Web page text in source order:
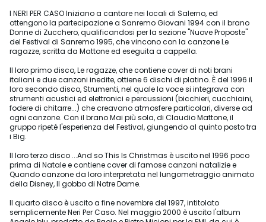
I NERI PER CASO Iniziano a cantare nei locali di Salerno, ed
ottengono la partecipazione a Sanremo Giovani 1994 con il brano
Donne di Zucchero, qualificandosi per la sezione "Nuove Proposte"
del Festival di Sanremo 1995, che vincono con la canzone Le
ragazze, scritta da Mattone ed eseguita a cappella.
Il loro primo disco, Le ragazze, che contiene cover di noti brani
italiani e due canzoni inedite, ottiene 6 dischi di platino. È del 1996 il
loro secondo disco, Strumenti, nel quale la voce si integrava con
strumenti acustici ed elettronici e percussioni (bicchieri, cucchiaini,
fodere di chitarre...) che creavano atmosfere particolari, diverse ad
ogni canzone. Con il brano Mai più sola, di Claudio Mattone, il
gruppo ripeté l'esperienza del Festival, giungendo al quinto posto tra
i Big.
Il loro terzo disco ...And so This Is Christmas è uscito nel 1996 poco
prima di Natale e contiene cover di famose canzoni natalizie e
Quando canzone da loro interpretata nel lungometraggio animato
della Disney, Il gobbo di Notre Dame.
Il quarto disco è uscito a fine novembre del 1997, intitolato
semplicemente Neri Per Caso. Nel maggio 2000 è uscito l'album